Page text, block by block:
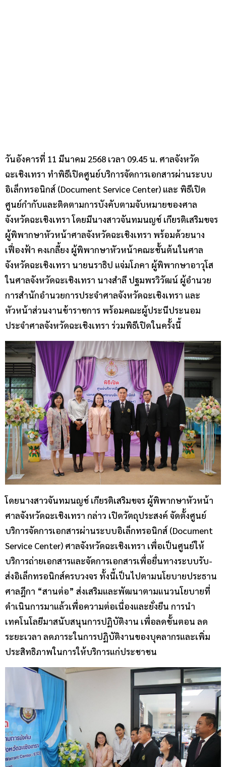
วันอังคารที่ 11 มีนาคม 2568 เวลา 09.45 น. ศาลจังหวัด
ฉะเชิงเทรา ทำพิธีเปิดศูนย์บริการจัดการเอกสารผ่านระบบ
อิเล็กทรอนิกส์ (Document Service Center) และ พิธีเปิด
ศูนย์กำกับและติดตามการบังคับตามจับหมายของศาล
จังหวัดฉะเชิงเทรา โดยมีนางสาวจันทมนญช์ เกียรติเสริมขจร
ผู้พิพากษาหัวหน้าศาลจังหวัดฉะเชิงเทรา พร้อมด้วยนาง
เฟื่องฟ้า คงเกลี้ยง ผู้พิพากษาหัวหน้าคณะชั้นต้นในศาล
จังหวัดฉะเชิงเทรา นายนราธิป แจ่มโภคา ผู้พิพากษาอาวุโส
ในศาลจังหวัดฉะเชิงเทรา นางสำลี ปฐมพรวิวัฒน์ ผู้อำนวย
การสำนักอำนวยการประจำศาลจังหวัดฉะเชิงเทรา และ
หัวหน้าส่วนงานข้าราชการ พร้อมคณะผู้ประนีประนอม
ประจำศาลจังหวัดฉะเชิงเทรา ร่วมพิธีเปิดในครั้งนี้
โดยนางสาวจันทมนญช์ เกียรติเสริมขจร ผู้พิพากษาหัวหน้า
ศาลจังหวัดฉะเชิงเทรา กล่าว เปิดวัตถุประสงค์ จัดตั้งศูนย์
บริการจัดการเอกสารผ่านระบบอิเล็กทรอนิกส์ (Document
Service Center) ศาลจังหวัดฉะเชิงเทรา เพื่อเป็นศูนย์ให้
บริการถ่ายเอกสารและจัดการเอกสารเพื่อยื่นทางระบบรับ-
ส่งอิเล็กทรอนิกส์ครบวงจร ทั้งนี้เป็นไปตามนโยบายประธาน
ศาลฎีกา “สานต่อ” ส่งเสริมและพัฒนาตามแนวนโยบายที่
ดำเนินการมาแล้วเพื่อความต่อเนื่องและยั่งยืน การนำ
เทคโนโลยีมาสนับสนุนการปฏิบัติงาน เพื่อลดขั้นตอน ลด
ระยะเวลา ลดภาระในการปฏิบัติงานของบุคลากรและเพิ่ม
ประสิทธิภาพในการให้บริการแก่ประชาชน